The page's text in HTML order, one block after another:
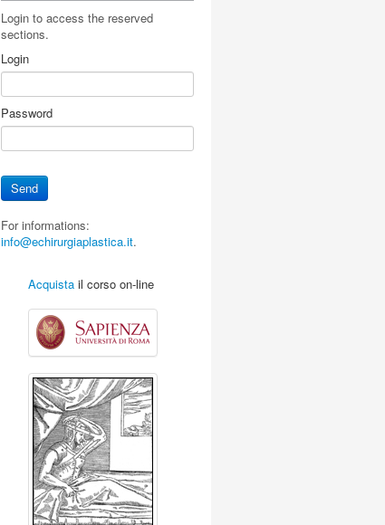
Login to access the reserved
sections.
Login
Password
For informations:
info@echirurgiaplastica.it.
Acquista il corso on-line